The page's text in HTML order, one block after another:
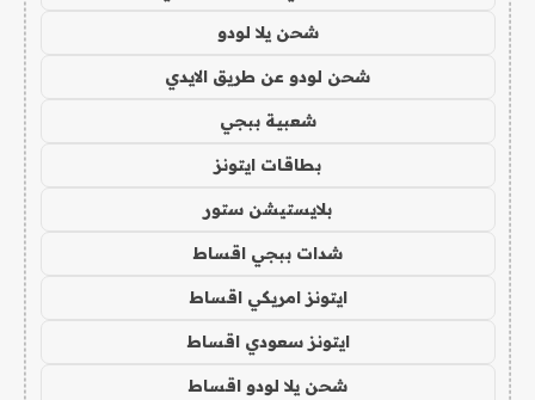
شحن يلا لودو
شحن لودو عن طريق الايدي
شعبية ببجي
بطاقات ايتونز
بلايستيشن ستور
شدات ببجي اقساط
ايتونز امريكي اقساط
ايتونز سعودي اقساط
شحن يلا لودو اقساط